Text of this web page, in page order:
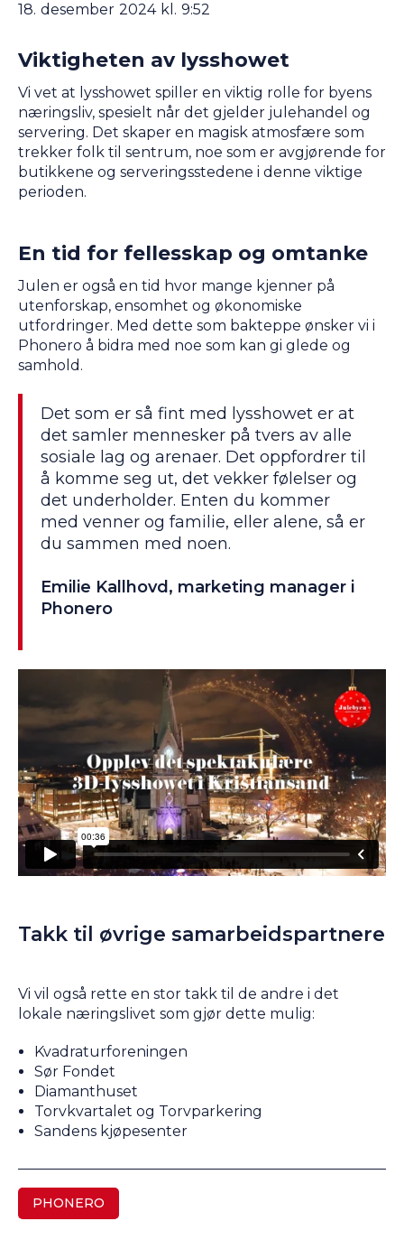
18. desember 2024 kl. 9:52
Viktigheten av lysshowet
Vi vet at lysshowet spiller en viktig rolle for byens
næringsliv, spesielt når det gjelder julehandel og
servering. Det skaper en magisk atmosfære som
trekker folk til sentrum, noe som er avgjørende for
butikkene og serveringsstedene i denne viktige
perioden.
En tid for fellesskap og omtanke
Julen er også en tid hvor mange kjenner på
utenforskap, ensomhet og økonomiske
utfordringer. Med dette som bakteppe ønsker vi i
Phonero å bidra med noe som kan gi glede og
samhold.
Det som er så fint med lysshowet er at
det samler mennesker på tvers av alle
sosiale lag og arenaer. Det oppfordrer til
å komme seg ut, det vekker følelser og
det underholder. Enten du kommer
med venner og familie, eller alene, så er
du sammen med noen.
Emilie Kallhovd, marketing manager i
Phonero
Takk til øvrige samarbeidspartnere
Vi vil også rette en stor takk til de andre i det
lokale næringslivet som gjør dette mulig:
Kvadraturforeningen
Sør Fondet
Diamanthuset
Torvkvartalet og Torvparkering
Sandens kjøpesenter
PHONERO